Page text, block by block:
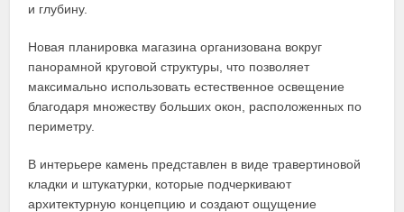
и глубину.
Новая планировка магазина организована вокруг
панорамной круговой структуры, что позволяет
максимально использовать естественное освещение
благодаря множеству больших окон, расположенных по
периметру.
В интерьере камень представлен в виде травертиновой
кладки и штукатурки, которые подчеркивают
архитектурную концепцию и создают ощущение